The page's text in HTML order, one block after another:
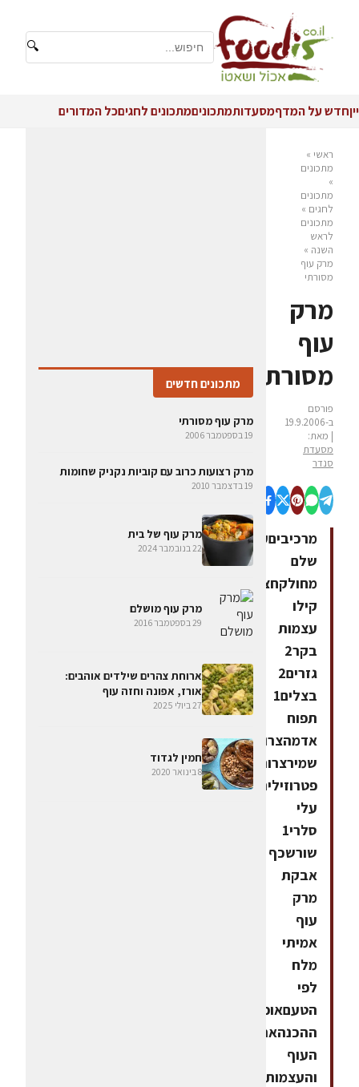
🔍
ייןחדש על המדףמסעדותמתכוניםמתכונים לחגיםכל המדורים
ראשי »
מתכונים
»
מתכונים
לחגים »
מתכונים
לראש
השנה »
מרק עוף
מסורתי
מרק
עוף
מסורתי
פורסם
ב-19.9.2006
| מאת:
מסעדת
סנדר
מרכיביםעוף
שלם
מחולקחצי
קילו
עצמות
בקר2
גזרים2
בצלים1
תפוח
אדמהצרור
שמירצרור
פטרוזיליהצרור
עלי
סלרי1
שורשכף
אבקת
מרק
עוף
אמיתי
מלח
לפי
הטעםאופן
ההכנהאת
העוף
והעצמות
מתכונים חדשים
מרק עוף מסורתי
19 בספטמבר 2006
מרק רצועות כרוב עם קוביות נקניק שחומות
19 בדצמבר 2010
מרק עוף של בית
22 בנובמבר 2024
מרק עוף מושלם
29 בספטמבר 2016
ארוחת צהרים שילדים אוהבים:
אורז, אפונה וחזה עוף
27 ביולי 2025
חמין לגדוד
8 בינואר 2020